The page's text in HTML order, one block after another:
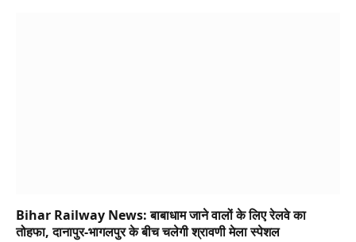
Bihar Railway News: बाबाधाम जाने वालों के लिए रेलवे का
तोहफा, दानापुर-भागलपुर के बीच चलेगी श्रावणी मेला स्पेशल